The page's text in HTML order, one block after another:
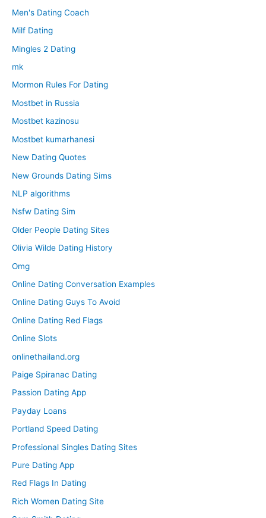
Men's Dating Coach
Milf Dating
Mingles 2 Dating
mk
Mormon Rules For Dating
Mostbet in Russia
Mostbet kazinosu
Mostbet kumarhanesi
New Dating Quotes
New Grounds Dating Sims
NLP algorithms
Nsfw Dating Sim
Older People Dating Sites
Olivia Wilde Dating History
Omg
Online Dating Conversation Examples
Online Dating Guys To Avoid
Online Dating Red Flags
Online Slots
onlinethailand.org
Paige Spiranac Dating
Passion Dating App
Payday Loans
Portland Speed Dating
Professional Singles Dating Sites
Pure Dating App
Red Flags In Dating
Rich Women Dating Site